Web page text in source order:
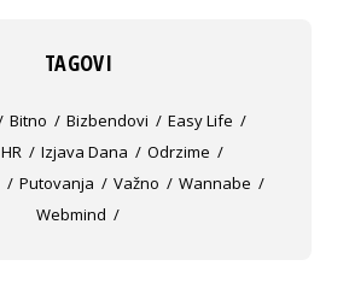
TAGOVI
Bitno Bizbendovi
Easy Life
HR Izjava Dana
Odrzime
Putovanja Važno
Wannabe
Webmind